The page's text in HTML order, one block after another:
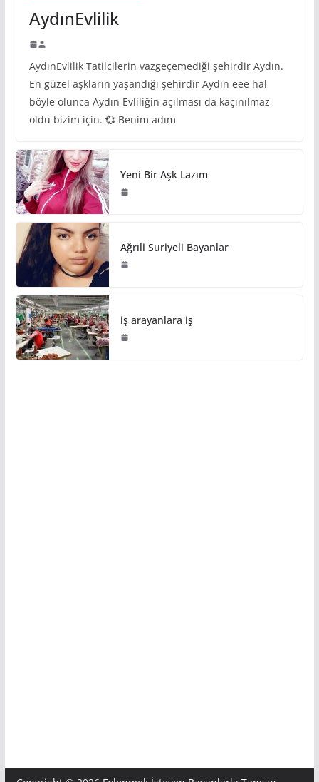
AydınEvlilik
AydınEvlilik Tatilcilerin vazgeçemediği şehirdir Aydın.
En güzel aşkların yaşandığı şehirdir Aydın eee hal
böyle olunca Aydın Evliliğin açılması da kaçınılmaz
oldu bizim için. 💞 Benim adım
Yeni Bir Aşk Lazım
Ağrıli Suriyeli Bayanlar
iş arayanlara iş